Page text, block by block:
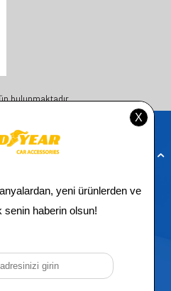
bulunmaktadır.
34522 Esenyurt/İstanbul